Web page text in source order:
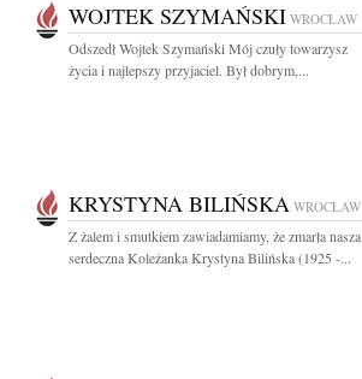
WOJTEK SZYMAŃSKI WROCŁAW
Odszedł Wojtek Szymański Mój czuły towarzysz
życia i najlepszy przyjaciel. Był dobrym,...
KRYSTYNA BILIŃSKA WROCŁAW
Z żalem i smutkiem zawiadamiamy, że zmarła nasza
serdeczna Koleżanka Krystyna Bilińska (1925 -...